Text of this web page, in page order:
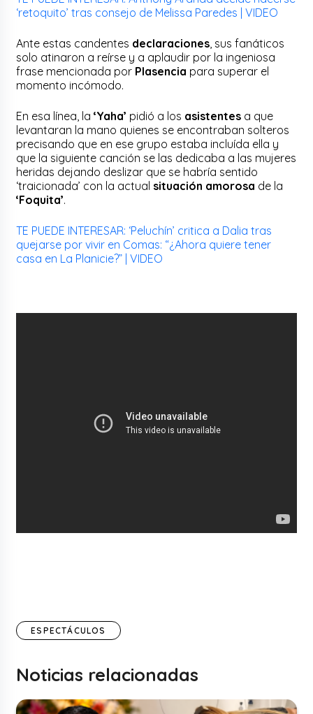
‘retoquito’ tras consejo de Melissa Paredes | VIDEO
Ante estas candentes declaraciones , sus fanáticos
solo atinaron a reírse y a aplaudir por la ingeniosa
frase mencionada por Plasencia para superar el
momento incómodo.
En esa línea, la‘Yaha’ pidió a los asistentes a que
levantaran la mano quienes se encontraban solteros
precisando que en ese grupo estaba incluída ella y
que la siguiente canción se las dedicaba a las mujeres
heridas dejando deslizar que se habría sentido
‘traicionada’ con la actual situación amorosa de la
‘Foquita’.
TE PUEDE INTERESAR: ‘Peluchín’ critica a Dalia tras
quejarse por vivir en Comas: “¿Ahora quiere tener
casa en La Planicie?” | VIDEO
ESPECTÁCULOS
Noticias relacionadas